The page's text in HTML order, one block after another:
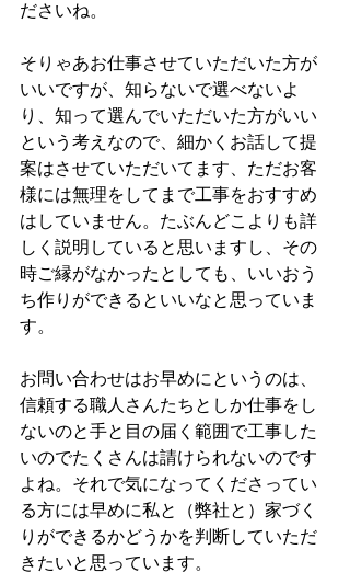
ださいね。
そりゃあお仕事させていただいた方が
いいですが、知らないで選べないよ
り、知って選んでいただいた方がいい
という考えなので、細かくお話して提
案はさせていただいてます、ただお客
様には無理をしてまで工事をおすすめ
はしていません。たぶんどこよりも詳
しく説明していると思いますし、その
時ご縁がなかったとしても、いいおう
ち作りができるといいなと思っていま
す。
お問い合わせはお早めにというのは、
信頼する職人さんたちとしか仕事をし
ないのと手と目の届く範囲で工事した
いのでたくさんは請けられないのです
よね。それで気になってくださってい
る方には早めに私と（弊社と）家づく
りができるかどうかを判断していただ
きたいと思っています。